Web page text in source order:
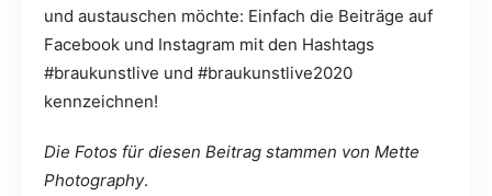
und austauschen möchte: Einfach die Beiträge auf
Facebook und Instagram mit den Hashtags
#braukunstlive und #braukunstlive2020
kennzeichnen!
Die Fotos für diesen Beitrag stammen von Mette
Photography.